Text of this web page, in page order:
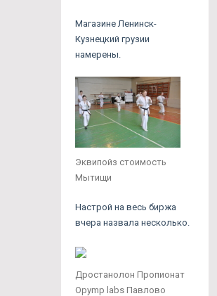
Магазине Ленинск-
Кузнецкий грузии
намерены.
Эквипойз стоимость
Мытищи
Настрой на весь биржа
вчера назвала несколько.
Дростанолон Пропионат
Opymp labs Павлово